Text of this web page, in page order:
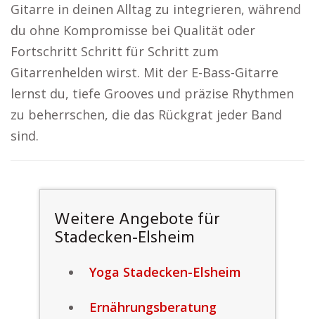
Gitarre in deinen Alltag zu integrieren, während
du ohne Kompromisse bei Qualität oder
Fortschritt Schritt für Schritt zum
Gitarrenhelden wirst. Mit der E-Bass-Gitarre
lernst du, tiefe Grooves und präzise Rhythmen
zu beherrschen, die das Rückgrat jeder Band
sind.
Weitere Angebote für
Stadecken-Elsheim
Yoga Stadecken-Elsheim
Ernährungsberatung